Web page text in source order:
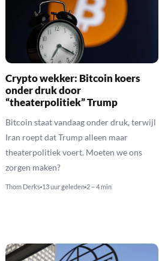
Crypto wekker: Bitcoin koers
onder druk door
“theaterpolitiek” Trump
Bitcoin staat vandaag onder druk, terwijl
Iran roept dat Trump alleen maar
theaterpolitiek voert. Moeten we ons
zorgen maken?
Thom Derks 13 uur geleden 2 – 4 min